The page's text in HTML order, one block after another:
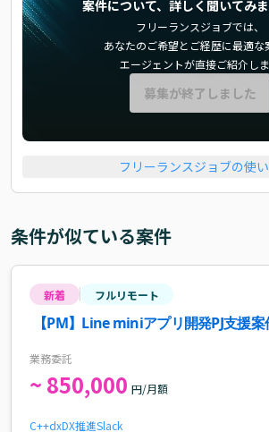
案件について、詳しく聞いてみ
フリーランスジョブでは、
あなたのご希望とご経歴に最適な
エージェントが直接ご紹介し
募集が終了しました
フリーランスジョブの使
条件が似ている案件
新着 フルリモート
【PM】Line miniアプリ開発PJ支援
業務委託
~ 850,000 円/月額
C++dxDX推進Slack